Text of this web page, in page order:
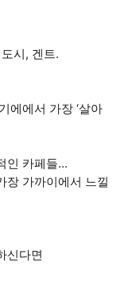
시, 겐트.
에에서 가장 ‘살아
인 카페들...
장 가까이에서 느낄
신다면